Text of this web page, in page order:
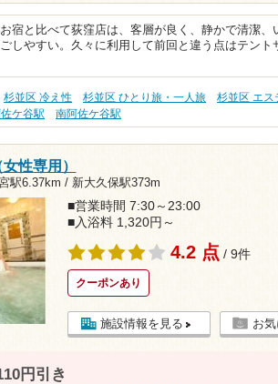
宿と比べて荻窪店は、客層が良く、静かで清潔
しやすい。久々に利用して前回と違う点はテント
杉並区 冷え性 杉並区 ひとり旅・一人旅 杉並区 エス
ケ谷駅 南阿佐ケ谷駅
性専用）
駅6.37km / 新大久保駅373m
■営業時間 7:30～23:00
■入浴料 1,320円～
4.2 点 / 9件
クーポンあり
施設情報を見る お
円引き